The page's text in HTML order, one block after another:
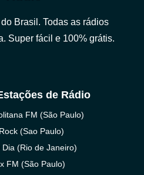
Brasil. Todas as rádios
Super fácil e 100% grátis.
de Rádio
FM (São Paulo)
(Sao Paulo)
(Rio de Janeiro)
FM (São Paulo)